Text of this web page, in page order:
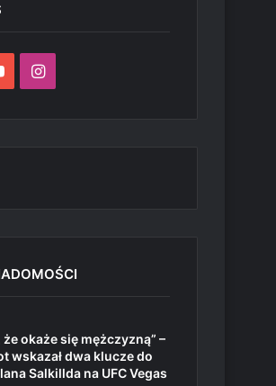
YouTubeInstagram
okaże się mężczyzną” –
wskazał dwa klucze do
Salkillda na UFC Vegas